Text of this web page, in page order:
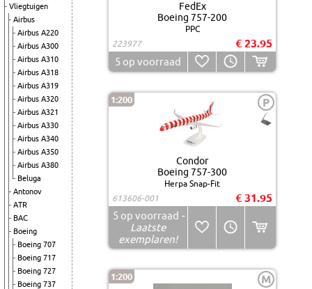
Vliegtuigen
Airbus
Airbus A220
Airbus A300
Airbus A310
Airbus A318
Airbus A319
Airbus A320
Airbus A321
Airbus A330
Airbus A340
Airbus A350
Airbus A380
Beluga
Antonov
ATR
BAC
Boeing
Boeing 707
Boeing 717
Boeing 727
Boeing 737
FedEx
Boeing 757-200
PPC
223977
€ 23.95
5 op voorraad
1:200 P
Condor
Boeing 757-300
Herpa Snap-Fit
613606-001
€ 31.95
5op voorraad -
Laatste
exemplaren!
1:200 M